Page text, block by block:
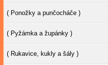
( Ponožky a punčocháče )
( Pyžámka a župánky )
( Rukavice, kukly a šály )